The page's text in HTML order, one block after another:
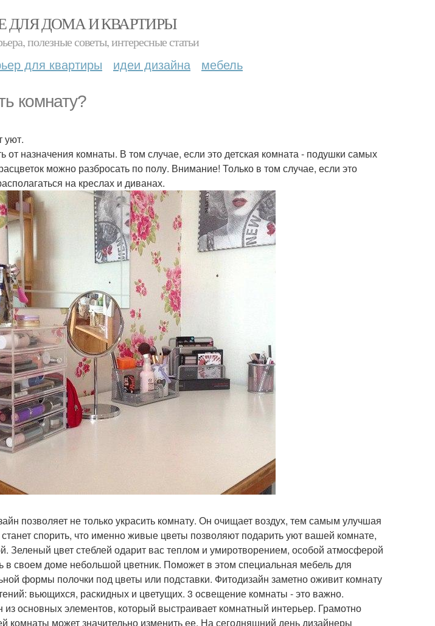
ДЛЯ ДОМА И КВАРТИРЫ
полезные советы, интересные статьи
для квартиры идеи дизайна мебель
комнату?
уют.
от назначения комнаты. В том случае, если это детская комната - подушки самых
можно разбросать по полу. Внимание! Только в том случае, если это
на креслах и диванах.
позволяет не только украсить комнату. Он очищает воздух, тем самым улучшая
спорить, что именно живые цветы позволяют подарить уют вашей комнате,
Зеленый цвет стеблей одарит вас теплом и умиротворением, особой атмосферой
в своем доме небольшой цветник. Поможет в этом специальная мебель для
формы полочки под цветы или подставки. Фитодизайн заметно оживит комнату
вьющихся, раскидных и цветущих. 3 освещение комнаты - это важно.
основных элементов, который выстраивает комнатный интерьер. Грамотно
комнаты может значительно изменить ее. На сегодняшний день дизайнеры